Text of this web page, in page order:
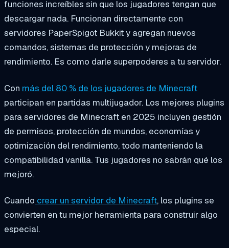
funciones increíbles sin que los jugadores tengan que
descargar nada. Funcionan directamente con
servidores PaperSpigot Bukkit y agregan nuevos
comandos, sistemas de protección y mejoras de
rendimiento. Es como darle superpoderes a tu servidor.
Con más del 80 % de los jugadores de Minecraft
participan en partidas multijugador. Los mejores plugins
para servidores de Minecraft en 2025 incluyen gestión
de permisos, protección de mundos, economías y
optimización del rendimiento, todo manteniendo la
compatibilidad vanilla. Tus jugadores no sabrán qué los
mejoró.
Cuando crear un servidor de Minecraft, los plugins se
convierten en tu mejor herramienta para construir algo
especial.